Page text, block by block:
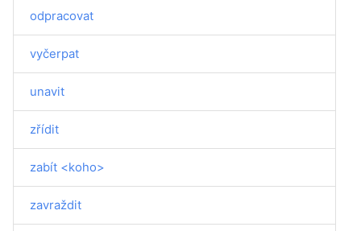
odpracovat
vyčerpat
unavit
zřídit
zabít <koho>
zavraždit